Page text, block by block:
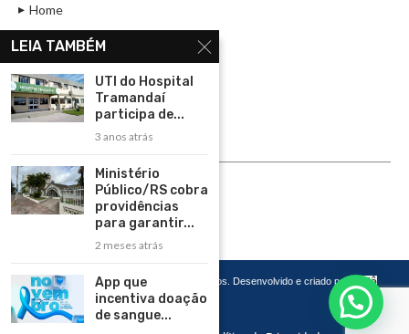
Home
Assinar
Contato
Política de Privacidade
Rádio Maristela - Ao Vivo
ASSINE
Copyright 2026 – Todos os Direitos Reservados. Desenvolvido e criado por
Cadô
Agência de Marketing
LEIA TAMBÉM
UTI do Hospital
Tramandaí
participa de...
3 anos atrás
Ministério
Público/RS cobra
providências
para garantir...
2 meses atrás
App que
incentiva doação
de sangue...